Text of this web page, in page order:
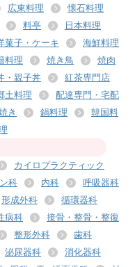
広東料理
懐石料理
料亭
日本料理
菓子・ケーキ
海鮮料理
料理 焼き鳥
焼肉
・親子丼
紅茶専門店
土料理
配達専門・宅配
き 鍋料理
韓国料
カイロプラクティック
科 内科
呼吸器科
形成外科
循環器科
病科
接骨・整骨・整復
整形外科
歯科
泌尿器科
消化器科